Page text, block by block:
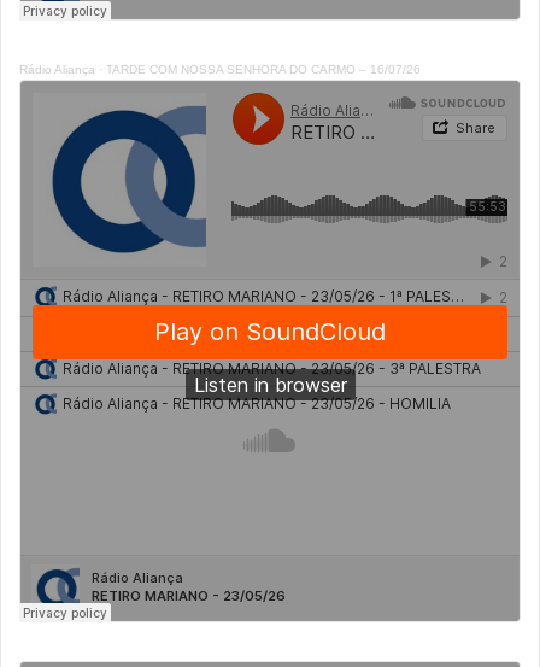
Rádio Aliança · TARDE COM NOSSA SENHORA DO CARMO – 16/07/26